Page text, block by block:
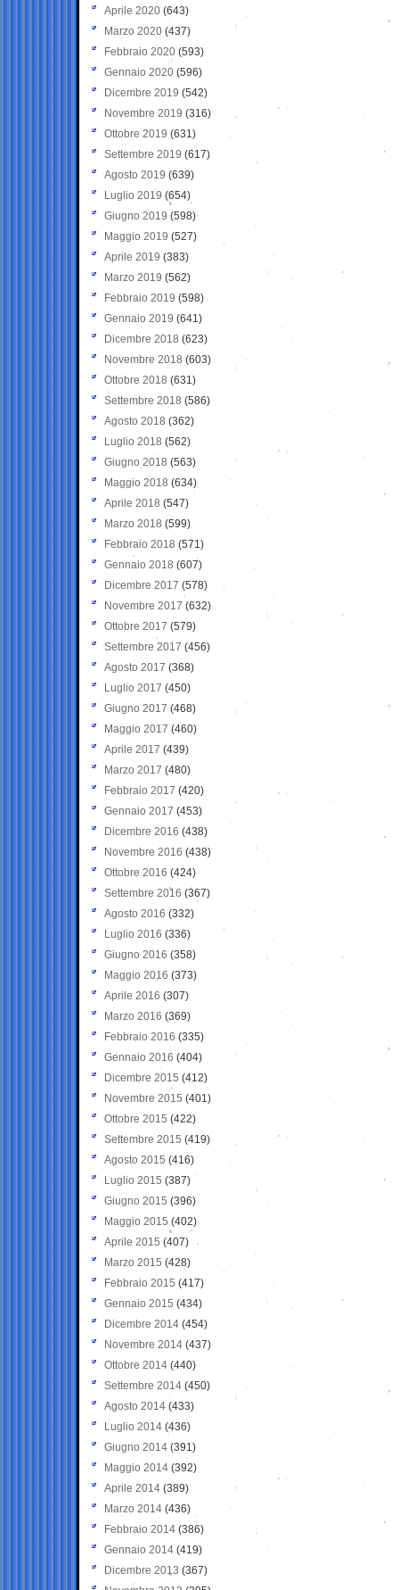
Aprile 2020 (643)
Marzo 2020 (437)
Febbraio 2020 (593)
Gennaio 2020 (596)
Dicembre 2019 (542)
Novembre 2019 (316)
Ottobre 2019 (631)
Settembre 2019 (617)
Agosto 2019 (639)
Luglio 2019 (654)
Giugno 2019 (598)
Maggio 2019 (527)
Aprile 2019 (383)
Marzo 2019 (562)
Febbraio 2019 (598)
Gennaio 2019 (641)
Dicembre 2018 (623)
Novembre 2018 (603)
Ottobre 2018 (631)
Settembre 2018 (586)
Agosto 2018 (362)
Luglio 2018 (562)
Giugno 2018 (563)
Maggio 2018 (634)
Aprile 2018 (547)
Marzo 2018 (599)
Febbraio 2018 (571)
Gennaio 2018 (607)
Dicembre 2017 (578)
Novembre 2017 (632)
Ottobre 2017 (579)
Settembre 2017 (456)
Agosto 2017 (368)
Luglio 2017 (450)
Giugno 2017 (468)
Maggio 2017 (460)
Aprile 2017 (439)
Marzo 2017 (480)
Febbraio 2017 (420)
Gennaio 2017 (453)
Dicembre 2016 (438)
Novembre 2016 (438)
Ottobre 2016 (424)
Settembre 2016 (367)
Agosto 2016 (332)
Luglio 2016 (336)
Giugno 2016 (358)
Maggio 2016 (373)
Aprile 2016 (307)
Marzo 2016 (369)
Febbraio 2016 (335)
Gennaio 2016 (404)
Dicembre 2015 (412)
Novembre 2015 (401)
Ottobre 2015 (422)
Settembre 2015 (419)
Agosto 2015 (416)
Luglio 2015 (387)
Giugno 2015 (396)
Maggio 2015 (402)
Aprile 2015 (407)
Marzo 2015 (428)
Febbraio 2015 (417)
Gennaio 2015 (434)
Dicembre 2014 (454)
Novembre 2014 (437)
Ottobre 2014 (440)
Settembre 2014 (450)
Agosto 2014 (433)
Luglio 2014 (436)
Giugno 2014 (391)
Maggio 2014 (392)
Aprile 2014 (389)
Marzo 2014 (436)
Febbraio 2014 (386)
Gennaio 2014 (419)
Dicembre 2013 (367)